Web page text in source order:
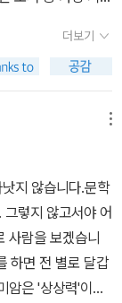
다양한 방법으로
기로 아이들에 지
교과서 곳곳에 나
한듯하다./ 알라
야?>사실은 물
어렵지 않을까 제
가 읽고 내려놓은
접하게 연관되어
저도 더 흥미있
한 요즘에 유행처
..제대로 공부도 하
들이 지레 지치
되었으면 합니다.
신과 자신감을 갖
되었으면 하는 생
단 엄마유치원님
해충이지만, 그들
. 다양하고 재미있
야기, 놀랍고 설
인간의 역사와
고 무조건 살충제
었어요. 그들은 독
가두어놓고 평가
더보기
지 않습니다.문학
렇지 않고서야 어
사람을 보겠습니
하면 전 별로 달갑
암은 '상상력'이란